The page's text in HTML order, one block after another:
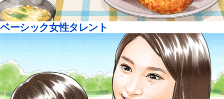
ベーシック女性タレント